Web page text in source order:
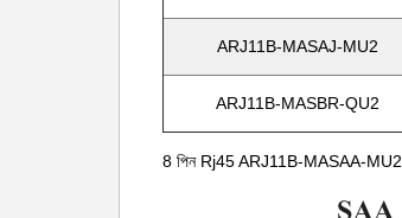
ARJ11B-MASAJ-MU2
ARJ11B-MASBR-QU2
8 পিন Rj45 ARJ11B-MASAA-MU2